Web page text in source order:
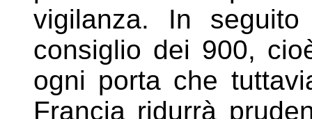
vigilanza. In
consiglio dei 900,
ogni porta che
Francia ridurrà